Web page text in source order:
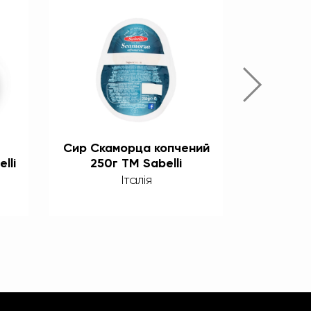
Сир Скаморца копчений
250г TM Sabelli
Італія